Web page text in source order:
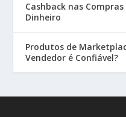
Cashback nas
Dinheiro
Produtos de
Vendedor é Confiável?